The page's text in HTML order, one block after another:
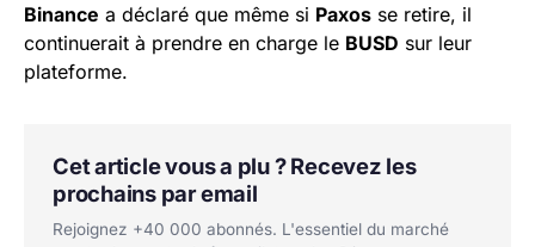
Binance a déclaré que même si Paxos se retire, il
continuerait à prendre en charge le BUSD sur leur
plateforme.
Cet article vous a plu ? Recevez les
prochains par email
Rejoignez +40 000 abonnés. L'essentiel du marché